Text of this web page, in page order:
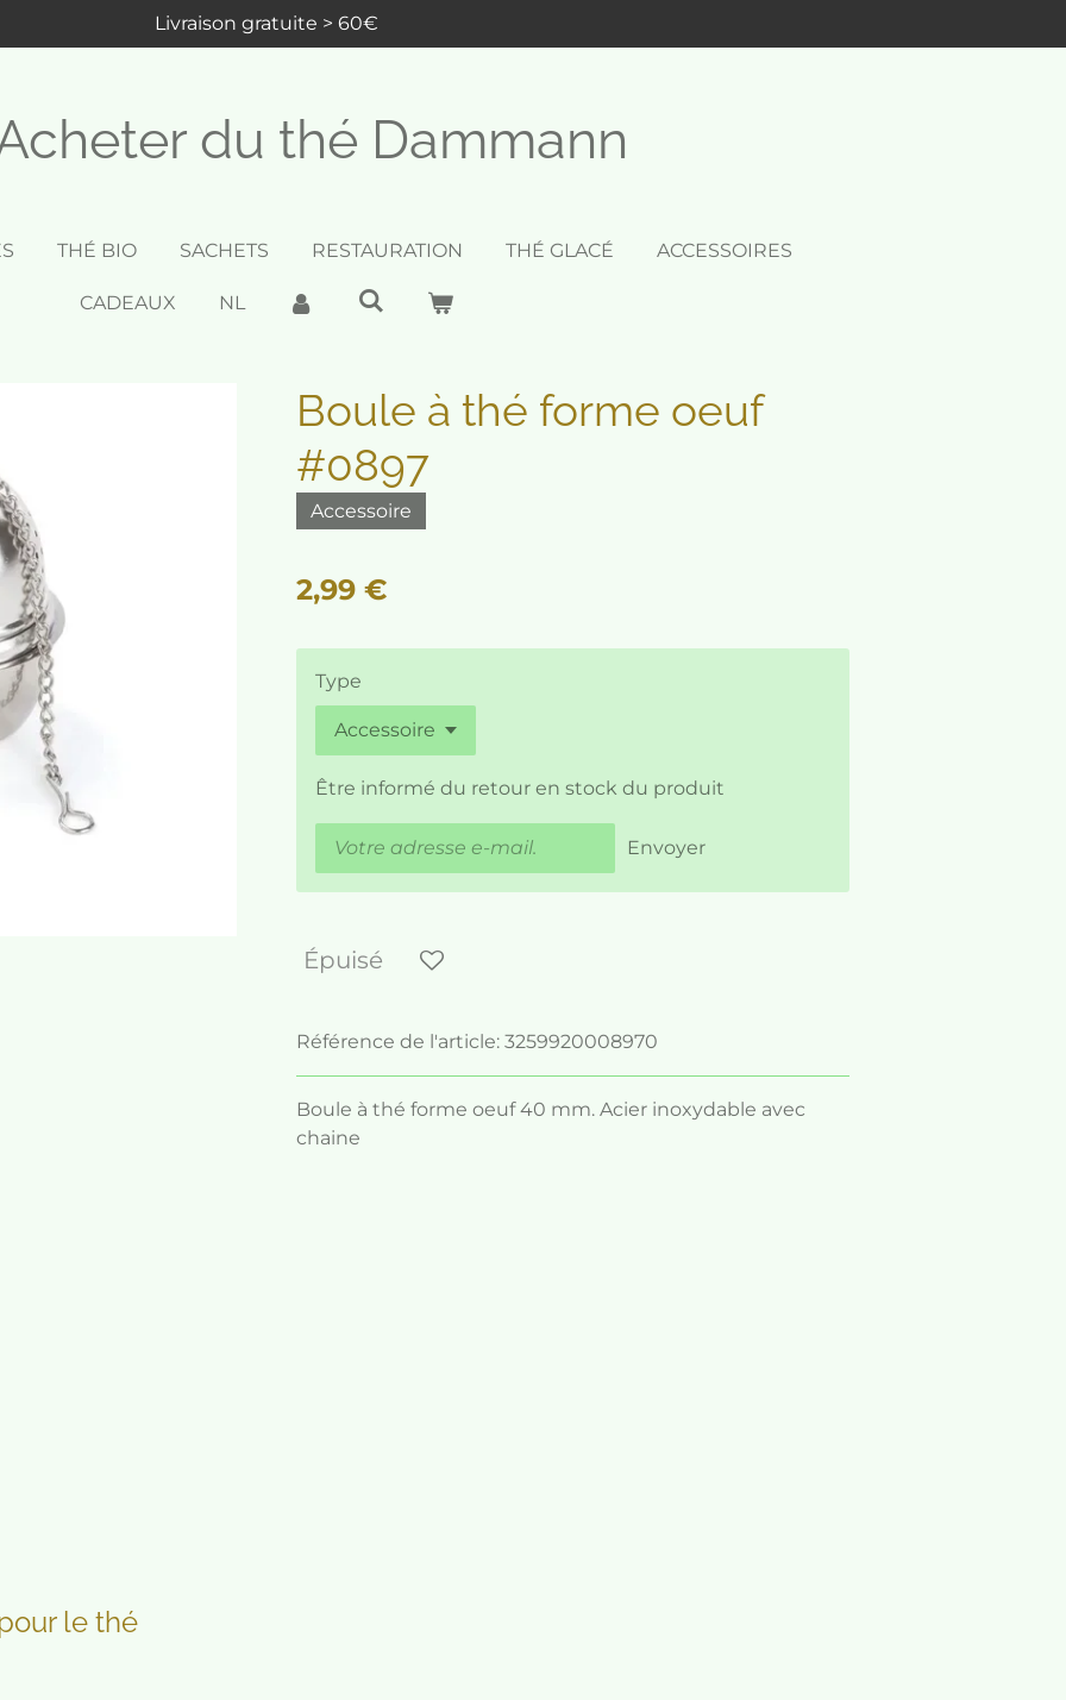
Livraison gratuite > 60€
du thé Dammann
THÉ BIO SACHETS RESTAURATION THÉ GLACÉ ACCESSOIRES
CADEAUX NL
Boule à thé forme oeuf
#0897
Accessoire
2,99 €
Type
Être informé du retour en stock du produit
Envoyer
Épuisé
Référence de l'article: 3259920008970
Boule à thé forme oeuf 40 mm. Acier inoxydable avec
chaine
le thé